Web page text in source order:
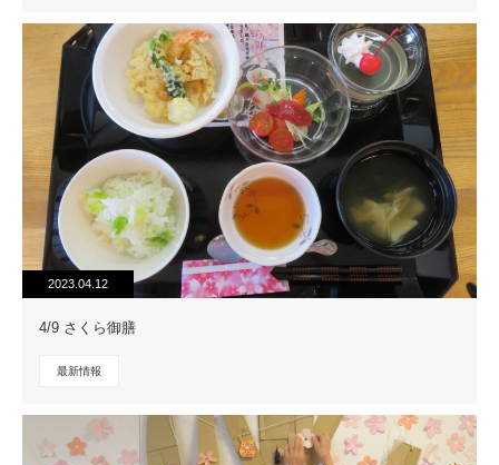
2023.04.12
4/9 さくら御膳
最新情報